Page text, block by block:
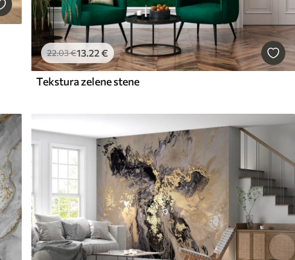
22.03€13.22 €
Tekstura zelene stene